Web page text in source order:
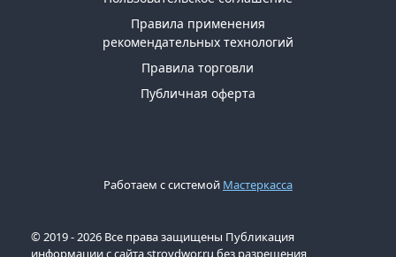
Правила применения
рекомендательных технологий
Правила торговли
Публичная оферта
Работаем с системой Мастеркасса
© 2019 - 2026 Все права защищены Публикация
информации с сайта stroydwor.ru без разрешения